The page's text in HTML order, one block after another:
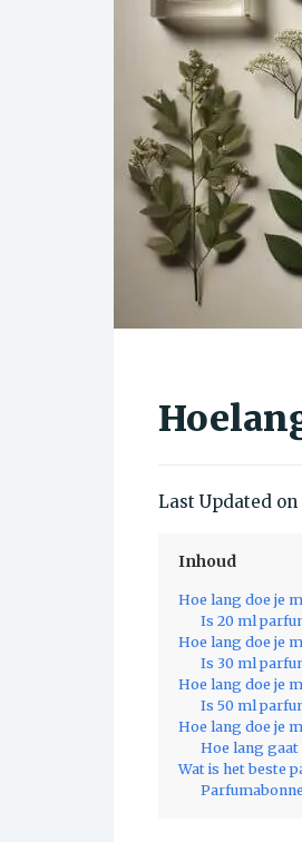
Last Updated
Inhoud
Hoe lang doe je
Is 20 ml
Hoe lang doe je
Is 30 ml
Hoe lang doe je
Is 50 ml
Hoe lang doe je
Hoe lang gaat
Wat is het beste